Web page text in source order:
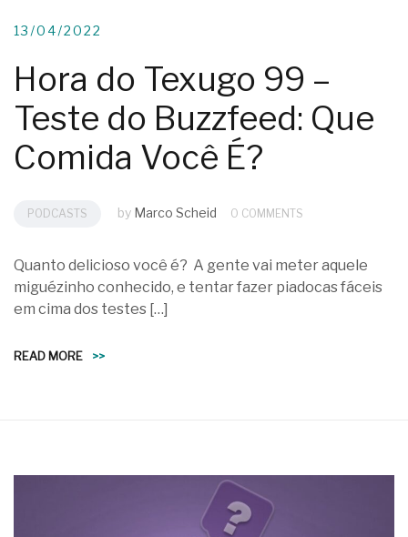
13/04/2022
Hora do Texugo 99 –
Teste do Buzzfeed: Que
Comida Você É?
PODCASTS by Marco Scheid 0 COMMENTS
Quanto delicioso você é? A gente vai meter aquele
miguézinho conhecido, e tentar fazer piadocas fáceis
em cima dos testes […]
READ MORE >>